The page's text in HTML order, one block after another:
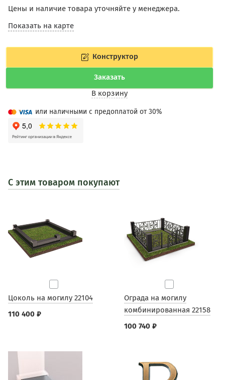
Цены и наличие товара уточняйте у менеджера.
Показать на карте
Конструктор
Заказать
В корзину
или наличными с предоплатой от 30%
С этим товаром покупают
Цоколь на могилу 22104
110 400 ₽
Ограда на могилу
комбинированная 22158
100 740 ₽